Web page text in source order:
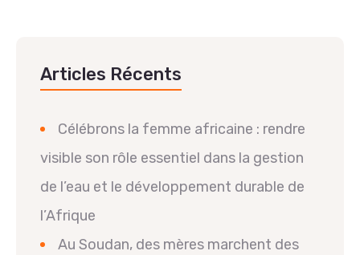
Articles Récents
Célébrons la femme africaine : rendre
visible son rôle essentiel dans la gestion
de l’eau et le développement durable de
l’Afrique
Au Soudan, des mères marchent des